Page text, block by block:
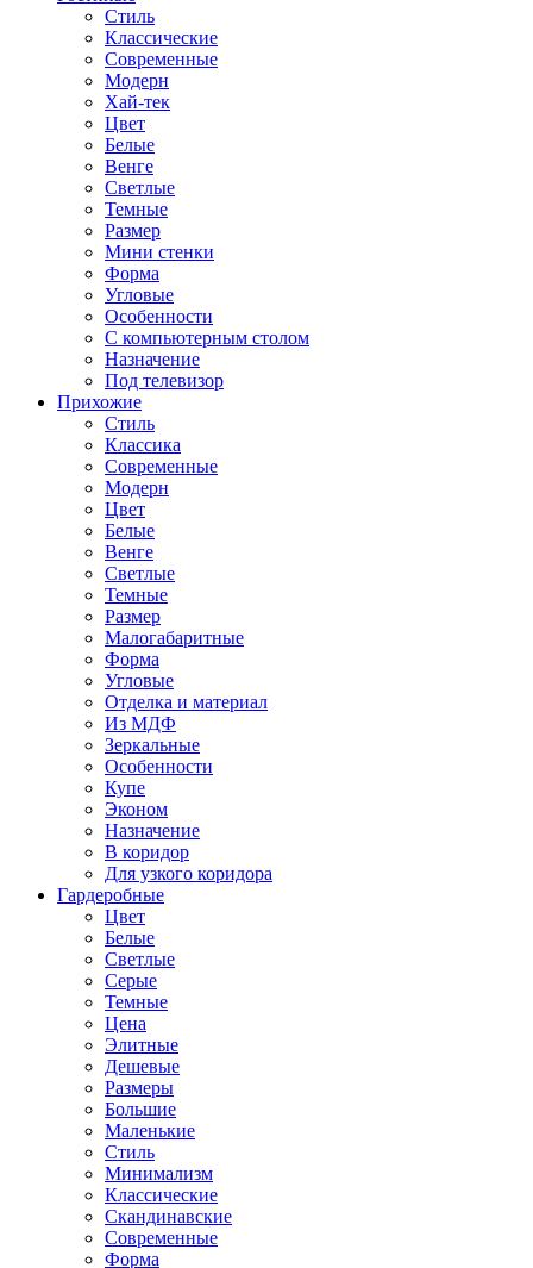
Стиль
Классические
Современные
Модерн
Хай-тек
Цвет
Белые
Венге
Светлые
Темные
Размер
Мини стенки
Форма
Угловые
Особенности
С компьютерным столом
Назначение
Под телевизор
Прихожие
Стиль
Классика
Современные
Модерн
Цвет
Белые
Венге
Светлые
Темные
Размер
Малогабаритные
Форма
Угловые
Отделка и материал
Из МДФ
Зеркальные
Особенности
Купе
Эконом
Назначение
В коридор
Для узкого коридора
Гардеробные
Цвет
Белые
Светлые
Серые
Темные
Цена
Элитные
Дешевые
Размеры
Большие
Маленькие
Стиль
Минимализм
Классические
Скандинавские
Современные
Форма